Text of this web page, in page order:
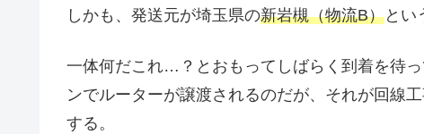
しかも、発送元が埼玉県の新岩槻（物流B）とい
一体何だこれ…？とおもってしばらく到着を待
ンでルーターが譲渡されるのだが、それが回線
する。